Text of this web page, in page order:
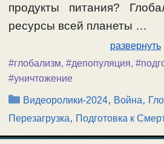
продукты питания?
ресурсы всей планеты …
развернуть
#глобализм, #депопуляция,
#уничтожение
Рубрики
Видеоролики-2024, Война,
Перезагрузка, Подготовка к